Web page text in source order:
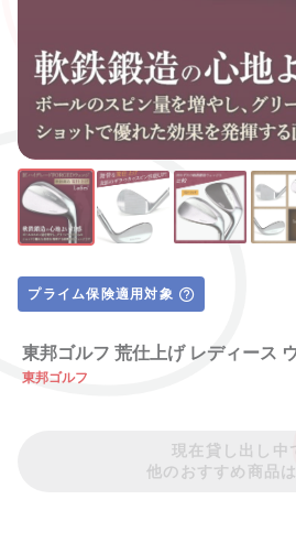
プライム保険適用対象
東邦ゴルフ 荒仕上げ レディース
東邦ゴルフ
現在貸し出し中
他のおすすめ商品